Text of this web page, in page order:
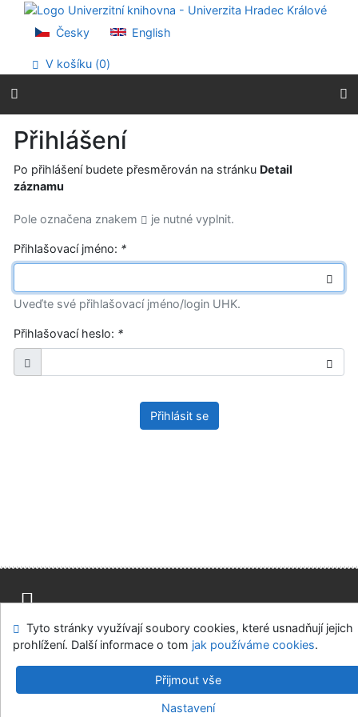
Přejít na obsah
Přejít na menu
Prohlášení o webové přístupnosti
Česky English
V košíku (0)
Přihlášení
Po přihlášení budete přesměrován na stránku Detail
záznamu
Pole označena znakem je nutné vyplnit.
Přihlašovací jméno: *
Uveďte své přihlašovací jméno/login UHK.
Přihlašovací heslo: *
Přihlásit se
Mapa stránek Přístupnost
Soukromí
Modul OpenSearch
Napište nám Nastavení cookies
Univerzitní knihovna - Univerzita Hradec Králové
v.4.8.63a-Cosmotron Bohemia, s.r.o.
Tyto stránky využívají soubory cookies, které usnadňují jejich
prohlížení. Další informace o tom jak používáme cookies.
Přijmout vše
Nastavení